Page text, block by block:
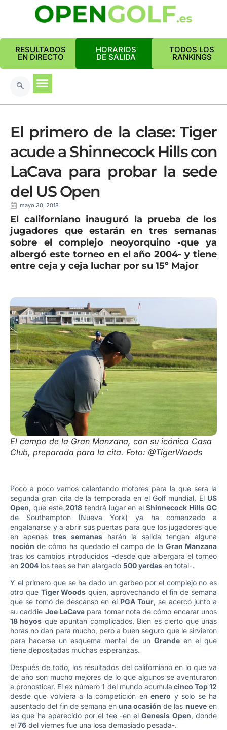
RESULTADOS
EN DIRECTO
HORARIOS
DE SALIDA
TODOS LOS
RANKINGS
El primero de la clase: Tiger
acude a Shinnecock Hills con
LaCava para probar la sede
del US Open
mayo 30, 2018
El californiano inauguró la prueba de los
jugadores que estarán en tres semanas
sobre el complejo neoyorquino -que ya
albergó este torneo en el año 2004- y tiene
entre ceja y ceja luchar por su 15º Major
El campo de la Gran Manzana, con su icónica Casa
Club, preparada para la cita. Foto: @TigerWoods
Poco a poco vamos calentando motores para la que sera la
segunda gran cita de la temporada en el Golf mundial. El US
Open, que este 2018tendrá lugar en el Shinnecock Hills GC
de Southampton (Nueva York) ya ha comenzado a
engalanarse y a abrir sus puertas para que los jugadores que
en apenas tres semanas harán la salida tengan alguna
noción de cómo ha quedado el campo de la Gran Manzana
tras los cambios introducidos -desde que albergara el torneo
en 2004 los tees se han alargado 500 yardas en total-.
Y el primero que se ha dado un garbeo por el complejo no es
otro que Tiger Woods quien, aprovechando el fin de semana
que se tomó de descanso en el PGA Tour, se acercó junto a
su caddie Joe LaCavapara tomar nota de cómo encarar unos
18 hoyos que apuntan complicados. Bien es cierto que unas
horas no dan para mucho, pero a buen seguro que le sirvieron
para hacerse un esquema mental de un Grande en el que
tiene depositadas muchas esperanzas.
Después de todo, los resultados del californiano en lo que va
de año son mucho mejores de lo que algunos se aventuraron
a pronosticar. El ex número 1 del mundo acumula cinco Top 12
desde que volviera a la competición enenero y solo se ha
ausentado del fin de semana en una ocasión de las nueveen
las que ha aparecido por el tee -en elGenesis Open, donde
el 76 del viernes fue una losa demasiado pesada-.